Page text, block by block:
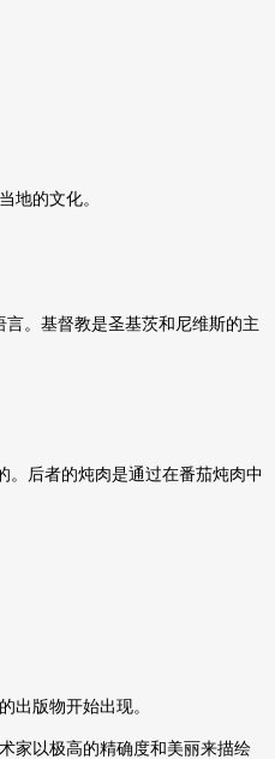
地的文化。
。基督教是圣基茨和尼维斯的主
。后者的炖肉是通过在番茄炖肉中
出版物开始出现。
家以极高的精确度和美丽来描绘